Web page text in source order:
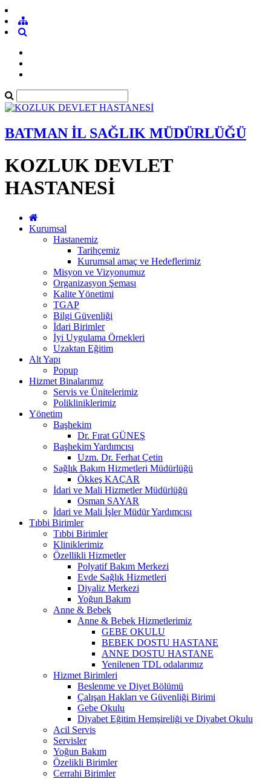
BATMAN İL SAĞLIK MÜDÜRLÜĞÜ
KOZLUK DEVLET
HASTANESİ
Kurumsal
Hastanemiz
Tarihçemiz
Kurumsal amaç ve Hedeflerimiz
Misyon ve Vizyonumuz
Organizasyon Şeması
Kalite Yönetimi
TGAP
Bilgi Güvenliği
İdari Birimler
İyi Uygulama Örnekleri
Uzaktan Eğitim
Alt Yapı
Popup
Hizmet Binalarımız
Servis ve Ünitelerimiz
Polikliniklerimiz
Yönetim
Başhekim
Dr. Fırat GÜNEŞ
Başhekim Yardımcısı
Uzm. Dr. Ferhat Çetin
Sağlık Bakım Hizmetleri Müdürlüğü
Ökkeş KAÇAR
İdari ve Mali Hizmetler Müdürlüğü
Osman SAYAR
İdari ve Mali İşler Müdür Yardımcısı
Tıbbi Birimler
Tıbbi Birimler
Kliniklerimiz
Özellikli Hizmetler
Polyatif Bakım Merkezi
Evde Sağlık Hizmetleri
Diyaliz Merkezi
Yoğun Bakım
Anne & Bebek
Anne & Bebek Hizmetlerimiz
GEBE OKULU
BEBEK DOSTU HASTANE
ANNE DOSTU HASTANE
Yenilenen TDL odalarımız
Hizmet Birimleri
Beslenme ve Diyet Bölümü
Çalışan Hakları ve Güvenliği Birimi
Gebe Okulu
Diyabet Eğitim Hemşireliği ve Diyabet Okulu
Acil Servis
Servisler
Yoğun Bakım
Özelikli Birimler
Cerrahi Birimler